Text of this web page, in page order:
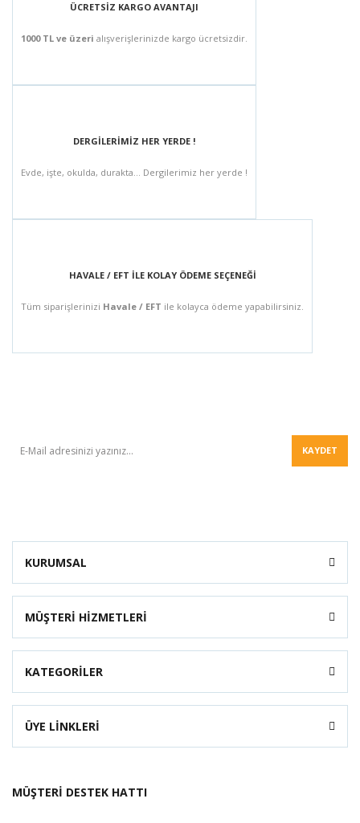
ÜCRETSİZ KARGO AVANTAJI
1000 TL ve üzeri alışverişlerinizde kargo ücretsizdir.
DERGİLERİMİZ HER YERDE !
Evde, işte, okulda, durakta... Dergilerimiz her yerde !
HAVALE / EFT İLE KOLAY ÖDEME SEÇENEĞİ
Tüm siparişlerinizi Havale / EFT ile kolayca ödeme yapabilirsiniz.
KAYDET
KURUMSAL
MÜŞTERİ HİZMETLERİ
KATEGORİLER
ÜYE LİNKLERİ
MÜŞTERİ DESTEK HATTI